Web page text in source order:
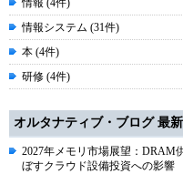
情報 (4件)
情報システム (31件)
本 (4件)
研修 (4件)
オルタナティブ・ブログ 最
2027年メモリ市場展望：DRAM
ぼすクラウド設備投資への影響